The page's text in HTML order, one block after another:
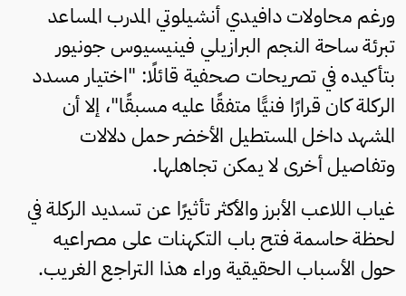
ورغم محاولات دافيدي أنشيلوتي المدرب المساعد
تبرئة ساحة النجم البرازيلي فينيسيوس جونيور
بتأكيده في تصريحات صحفية قائلًا: "اختيار مسدد
الركلة كان قرارًا فنيًّا متفقًا عليه مسبقًا"، إلا أن
المشهد داخل المستطيل الأخضر حمل دلالات
وتفاصيل أخرى لا يمكن تجاهلها.
غياب اللاعب الأبرز والأكثر تأثيرًا عن تسديد الركلة في
لحظة حاسمة فتح باب التكهنات على مصراعيه
حول الأسباب الحقيقية وراء هذا التراجع الغريب.